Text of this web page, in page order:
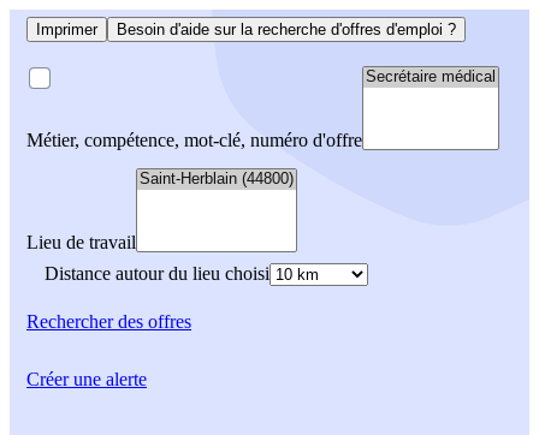
Imprimer Besoin d'aide sur la recherche d'offres d'emploi ?
Métier, compétence, mot-clé, numéro d'offre
Lieu de travail
Distance autour du lieu choisi
Rechercherdes offres
Créer une alerte